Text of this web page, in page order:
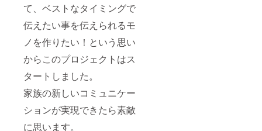
て、ベストなタイミングで
伝えたい事を伝えられるモ
ノを作りたい！という思い
からこのプロジェクトはス
タートしました。
家族の新しいコミュニケー
ションが実現できたら素敵
に思います。